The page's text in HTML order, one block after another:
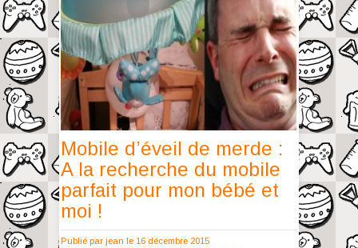
Mobile d’éveil de merde :
A la recherche du mobile
parfait pour mon bébé et
moi !
Publié par jean le 16 décembre 2015